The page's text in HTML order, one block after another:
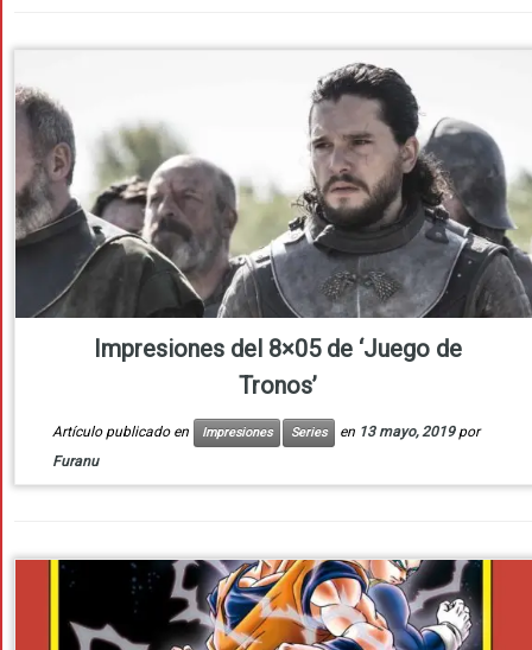
Impresiones del 8×05 de ‘Juego de
Tronos’
Artículo publicado en Impresiones Series en 13 mayo, 2019 por
Furanu